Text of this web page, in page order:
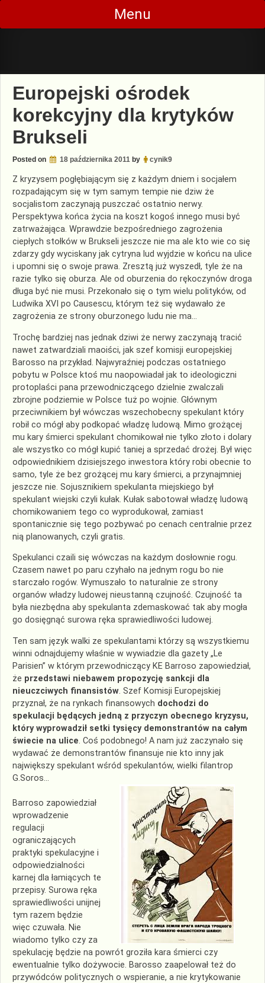
Skip
content
Menu
Europejski ośrodek
korekcyjny dla krytyków
Brukseli
Posted on 18 października 2011 by cynik9
Z kryzysem pogłębiającym się z każdym dniem i socjałem
rozpadającym się w tym samym tempie nie dziw że
socjalistom zaczynają puszczać ostatnio nerwy.
Perspektywa końca życia na koszt kogoś innego musi być
zatrważająca. Wprawdzie bezpośredniego zagrożenia
ciepłych stołków w Brukseli jeszcze nie ma ale kto wie co się
zdarzy gdy wyciskany jak cytryna lud wyjdzie w końcu na ulice
i upomni się o swoje prawa. Zresztą już wyszedł, tyle że na
razie tylko się oburza. Ale od oburzenia do rękoczynów droga
długa być nie musi. Przekonało się o tym wielu polityków, od
Ludwika XVI po Causescu, którym też się wydawało że
zagrożenia ze strony oburzonego ludu nie ma…
Trochę bardziej nas jednak dziwi że nerwy zaczynają tracić
nawet zatwardziali maoiści, jak szef komisji europejskiej
Barosso na przykład. Najwyraźniej podczas ostatniego
pobytu w Polsce ktoś mu naopowiadał jak to ideologiczni
protoplaści pana przewodniczącego dzielnie zwalczali
zbrojne podziemie w Polsce tuż po wojnie. Głównym
przeciwnikiem był wówczas wszechobecny spekulant który
robił co mógł aby podkopać władzę ludową. Mimo grożącej
mu kary śmierci spekulant chomikował nie tylko złoto i dolary
ale wszystko co mógł kupić taniej a sprzedać drożej. Był więc
odpowiednikiem dzisiejszego inwestora który robi obecnie to
samo, tyle że bez grożącej mu kary śmierci, a przynajmniej
jeszcze nie. Sojusznikiem spekulanta miejskiego był
spekulant wiejski czyli kułak. Kułak sabotował władzę ludową
chomikowaniem tego co wyprodukował, zamiast
spontanicznie się tego pozbywać po cenach centralnie przez
nią planowanych, czyli gratis.
Spekulanci czaili się wówczas na każdym dosłownie rogu.
Czasem nawet po paru czyhało na jednym rogu bo nie
starczało rogów. Wymuszało to naturalnie ze strony
organów władzy ludowej nieustanną czujność. Czujność ta
była niezbędna aby spekulanta zdemaskować tak aby mogła
go dosięgnąć surowa ręka sprawiedliwości ludowej.
Ten sam język walki ze spekulantami którzy są wszystkiemu
winni odnajdujemy właśnie w wywiadzie dla gazety „Le
Parisien” w którym przewodniczący KE Barroso zapowiedział,
że przedstawi niebawem propozycję sankcji dla
nieuczciwych finansistów. Szef Komisji Europejskiej
przyznał, że na rynkach finansowych dochodzi do
spekulacji będących jedną z przyczyn obecnego kryzysu,
który wyprowadził setki tysięcy demonstrantów na całym
świecie na ulice. Coś podobnego! A nam już zaczynało się
wydawać że demonstrantów finansuje nie kto inny jak
największy spekulant wśród spekulantów, wielki filantrop
G.Soros…
Barroso zapowiedział
wprowadzenie
regulacji
ograniczających
praktyki spekulacyjne i
odpowiedzialności
karnej dla łamiących te
przepisy. Surowa ręka
sprawiedliwości unijnej
tym razem będzie
więc czuwała. Nie
wiadomo tylko czy za
spekulację będzie na powrót groziła kara śmierci czy
ewentualnie tylko dożywocie. Barosso zaapelował też do
przywódców politycznych o wspieranie, a nie krytykowanie